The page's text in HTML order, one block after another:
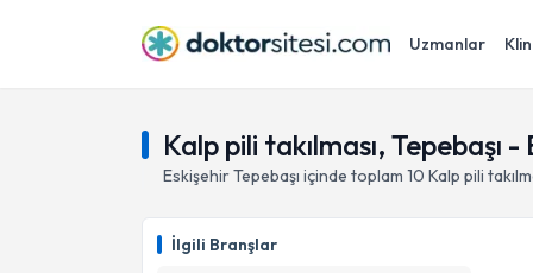
Uzmanlar
Kalp pili takılması, Tepebaşı
EskişehirTepebaşı içinde toplam 10 Kalp pili
İlgili Branşlar